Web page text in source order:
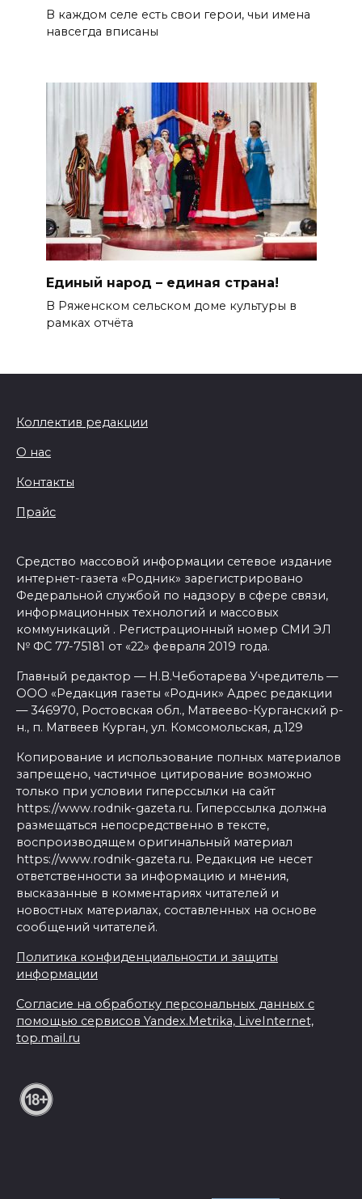
В каждом селе есть свои герои, чьи имена
навсегда вписаны
Единый народ – единая страна!
В Ряженском сельском доме культуры в
рамках отчёта
Коллектив редакции
О нас
Контакты
Прайс
Средство массовой информации сетевое издание
интернет-газета «Родник» зарегистрировано
Федеральной службой по надзору в сфере связи,
информационных технологий и массовых
коммуникаций . Регистрационный номер СМИ ЭЛ
№ ФС 77-75181 от «22» февраля 2019 года.
Главный редактор — Н.В.Чеботарева Учредитель —
ООО «Редакция газеты «Родник» Адрес редакции
— 346970, Ростовская обл., Матвеево-Курганский р-
н., п. Матвеев Курган, ул. Комсомольская, д.129
Копирование и использование полных материалов
запрещено, частичное цитирование возможно
только при условии гиперссылки на сайт
https://www.rodnik-gazeta.ru. Гиперссылка должна
размещаться непосредственно в тексте,
воспроизводящем оригинальный материал
https://www.rodnik-gazeta.ru. Редакция не несет
ответственности за информацию и мнения,
высказанные в комментариях читателей и
новостных материалах, составленных на основе
сообщений читателей.
Политика конфиденциальности и защиты
информации
Согласие на обработку персональных данных с
помощью сервисов Yandex.Metrika, LiveInternet,
top.mail.ru